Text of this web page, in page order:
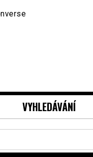
VYHLEDÁVÁNÍ